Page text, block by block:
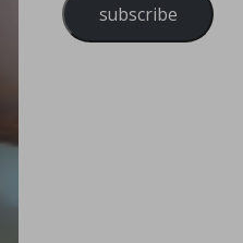
subscribe